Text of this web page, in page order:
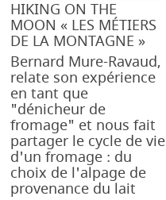
HIKING ON THE
MOON « LES MÉTIERS
DE LA MONTAGNE »
Bernard Mure-Ravaud,
relate son expérience
en tant que
"dénicheur de
fromage" et nous fait
partager le cycle de vie
d'un fromage : du
choix de l'alpage de
provenance du lait